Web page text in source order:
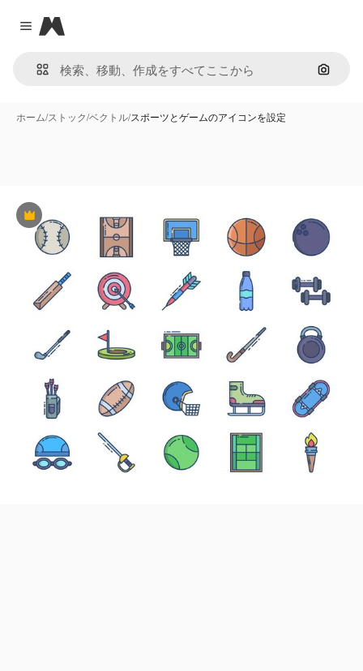
Close menu
Magnific
画像で
ホーム/ストック/ベクトル/スポーツとゲームのアイコンを設定
Premium